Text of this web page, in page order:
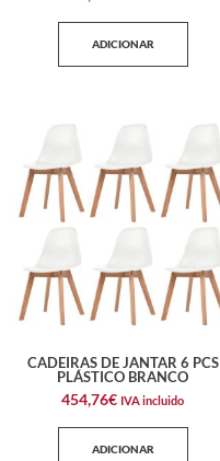
ADICIONAR
CADEIRAS DE JANTAR 6 PCS
PLÁSTICO BRANCO
454,76€ IVA incluido
ADICIONAR